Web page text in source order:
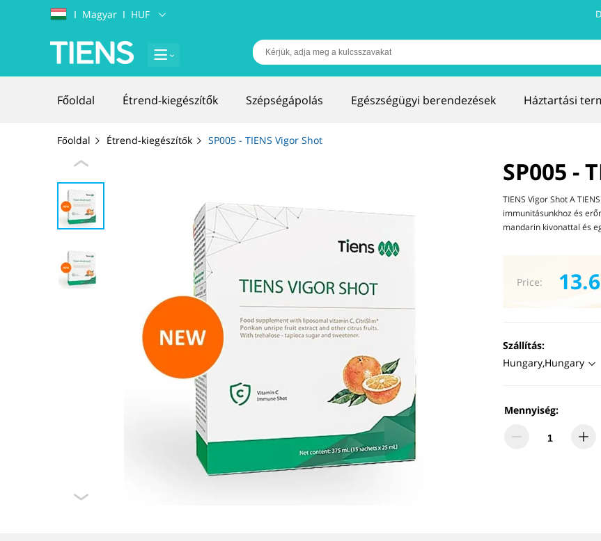
Ι Magyar Ι HUF
Főoldal Étrend-kiegészítők Szépségápolás Egészségügyi berendezések Háztartási
Akciók 19-24 óra között
Főoldal Étrend-kiegészítők SP005 - TIENS Vigor Shot
SP005 -
TIENS Vigor Shot A
immunitásunkhoz és
mandarin kivonattal és
Price:
Szállítás:
Hungary,Hungary
Mennyiség: